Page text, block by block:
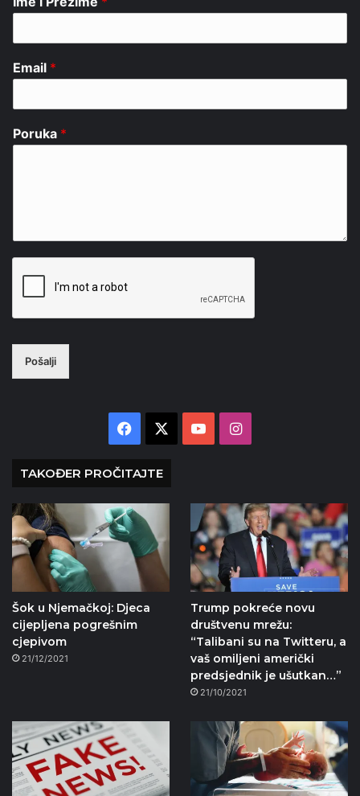
Email *
Poruka *
Pošalji
Facebook YouTubeInstagram
TAKOĐER PROČITAJTE
Šok u Njemačkoj: Djeca
cijepljena pogrešnim
cjepivom
21/12/2021
Trump pokreće novu
društvenu mrežu:
“Talibani su na Twitteru, a
vaš omiljeni američki
predsjednik je ušutkan…”
21/10/2021